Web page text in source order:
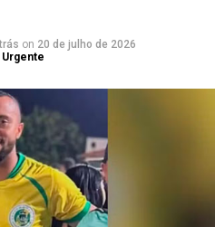
on 20 de julho de 2026
Urgente